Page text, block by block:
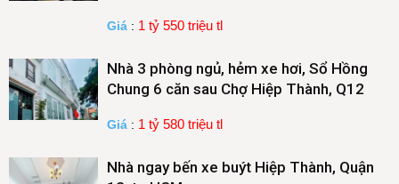
Giá : 1 tỷ 550 triệu tl
Nhà 3 phòng ngủ, hẻm xe hơi, Sổ Hồng
Chung 6 căn sau Chợ Hiệp Thành, Q12
Giá : 1 tỷ 580 triệu tl
Nhà ngay bến xe buýt Hiệp Thành, Quận